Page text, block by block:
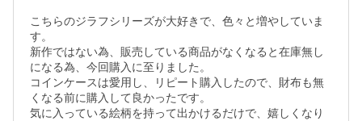
こちらのジラフシリーズが大好きで、色々と増やしていま
す。
新作ではない為、販売している商品がなくなると在庫無し
になる為、今回購入に至りました。
コインケースは愛用し、リピート購入したので、財布も無
くなる前に購入して良かったです。
気に入っている絵柄を持って出かけるだけで、嬉しくなり